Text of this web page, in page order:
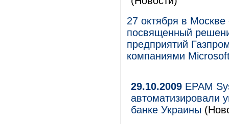
27 октября в
посвященный
предприятий
компаниями
29.10.2009 EPAM
автоматизировали
банке Украины